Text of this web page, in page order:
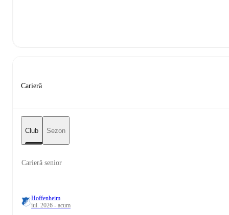
Carieră
Club Sezon
Carieră senior
Hoffenheim
iul. 2026 - acum